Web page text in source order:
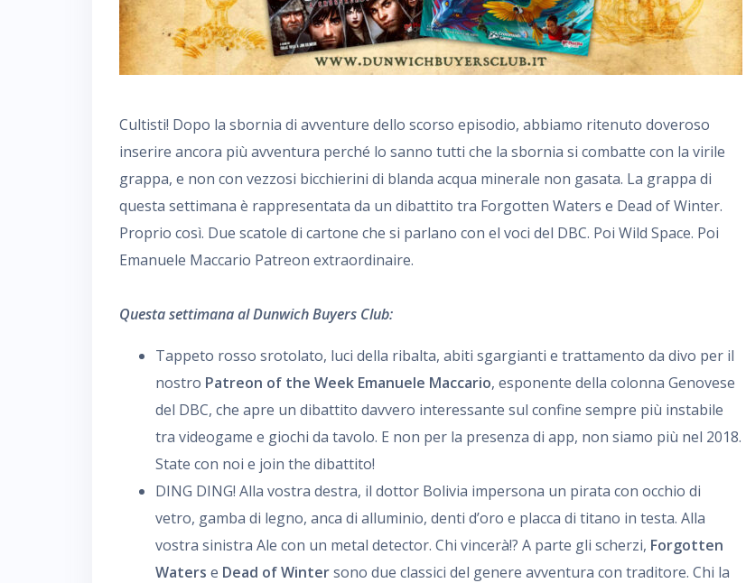
Cultisti! Dopo la sbornia di avventure dello scorso episodio, abbiamo ritenuto doveroso
inserire ancora più avventura perché lo sanno tutti che la sbornia si combatte con la virile
grappa, e non con vezzosi bicchierini di blanda acqua minerale non gasata. La grappa di
questa settimana è rappresentata da un dibattito tra Forgotten Waters e Dead of Winter.
Proprio così. Due scatole di cartone che si parlano con el voci del DBC. Poi Wild Space. Poi
Emanuele Maccario Patreon extraordinaire.
Questa settimana al Dunwich Buyers Club:
Tappeto rosso srotolato, luci della ribalta, abiti sgargianti e trattamento da divo per il
nostro Patreon of the Week Emanuele Maccario, esponente della colonna Genovese
del DBC, che apre un dibattito davvero interessante sul confine sempre più instabile
tra videogame e giochi da tavolo. E non per la presenza di app, non siamo più nel 2018.
State con noi e join the dibattito!
DING DING! Alla vostra destra, il dottor Bolivia impersona un pirata con occhio di
vetro, gamba di legno, anca di alluminio, denti d’oro e placca di titano in testa. Alla
vostra sinistra Ale con un metal detector. Chi vincerà!? A parte gli scherzi, Forgotten
Waters e Dead of Wintersono due classici del genere avventura con traditore. Chi la